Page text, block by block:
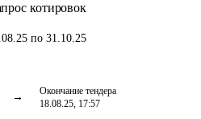
котировок
по 31.10.25
Окончание тендера
18.08.25, 17:57